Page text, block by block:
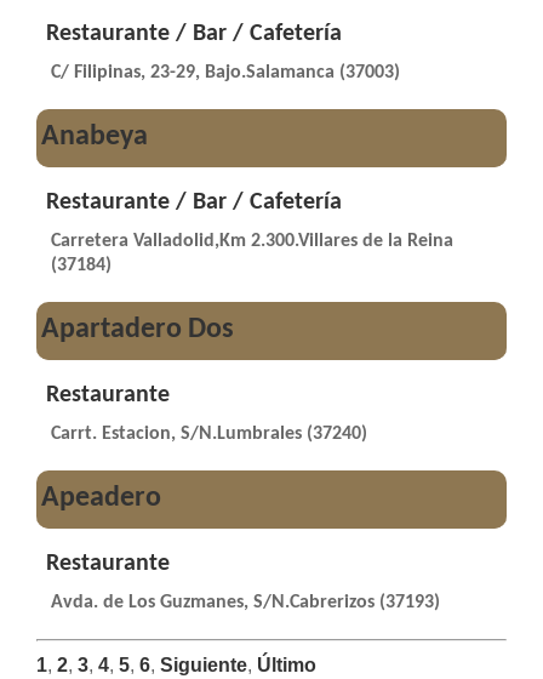
Restaurante / Bar / Cafetería
C/ Filipinas, 23-29, Bajo.Salamanca (37003)
Anabeya
Restaurante / Bar / Cafetería
Carretera Valladolid,Km 2.300.Villares de la Reina
(37184)
Apartadero Dos
Restaurante
Carrt. Estacion, S/N.Lumbrales (37240)
Apeadero
Restaurante
Avda. de Los Guzmanes, S/N.Cabrerizos (37193)
1, 2, 3, 4, 5, 6, Siguiente, Último